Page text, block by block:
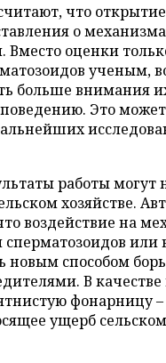
что
о
Вместо оценки
ученым,
больше внимания
Это может
работы могут
хозяйстве.
воздействие на
сперматозоидов или
новым способом
В
фонарницу
ущерб